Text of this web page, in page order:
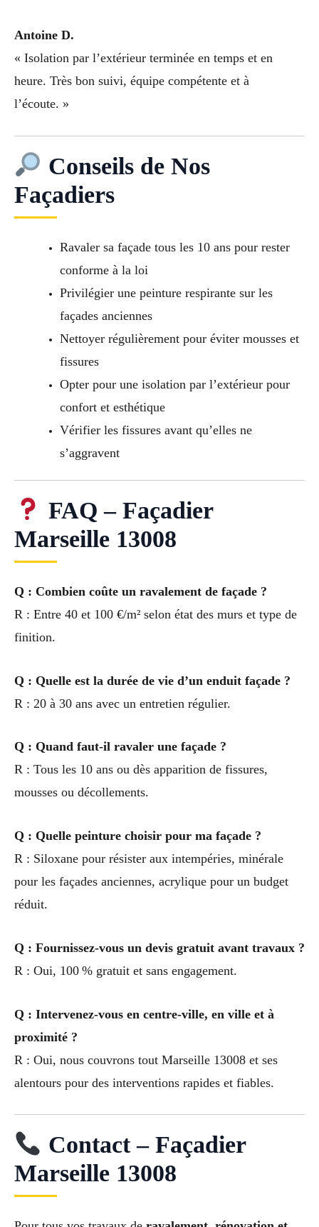
Antoine D.
« Isolation par l’extérieur terminée en temps et en
heure. Très bon suivi, équipe compétente et à
l’écoute. »
Conseils de Nos
Façadiers
Ravaler sa façade tous les 10 ans pour rester
conforme à la loi
Privilégier une peinture respirante sur les
façades anciennes
Nettoyer régulièrement pour éviter mousses et
fissures
Opter pour une isolation par l’extérieur pour
confort et esthétique
Vérifier les fissures avant qu’elles ne
s’aggravent
FAQ – Façadier
Marseille 13008
Q : Combien coûte un ravalement de façade ?
R : Entre 40 et 100 €/m² selon état des murs et type de
finition.
Q : Quelle est la durée de vie d’un enduit façade ?
R : 20 à 30 ans avec un entretien régulier.
Q : Quand faut-il ravaler une façade ?
R : Tous les 10 ans ou dès apparition de fissures,
mousses ou décollements.
Q : Quelle peinture choisir pour ma façade ?
R : Siloxane pour résister aux intempéries, minérale
pour les façades anciennes, acrylique pour un budget
réduit.
Q : Fournissez-vous un devis gratuit avant travaux ?
R : Oui, 100 % gratuit et sans engagement.
Q : Intervenez-vous en centre-ville, en ville et à
proximité ?
R : Oui, nous couvrons tout Marseille 13008 et ses
alentours pour des interventions rapides et fiables.
Contact – Façadier
Marseille 13008